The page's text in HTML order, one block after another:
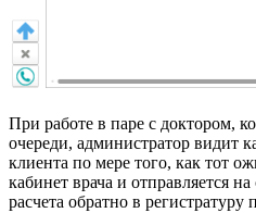
При работе в паре с доктором,
очереди, администратор видит
клиента по мере того, как тот
кабинет врача и отправляется
расчета обратно в